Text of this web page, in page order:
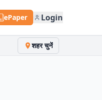
ePaper Login
शहर चुनें